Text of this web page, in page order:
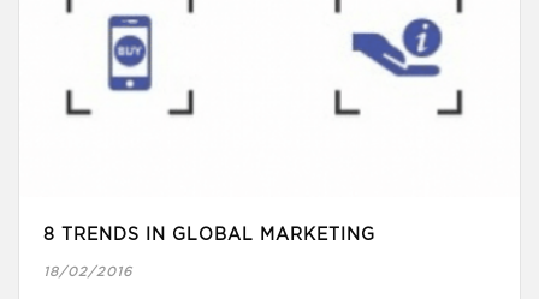
8 TRENDS IN GLOBAL MARKETING
18/02/2016